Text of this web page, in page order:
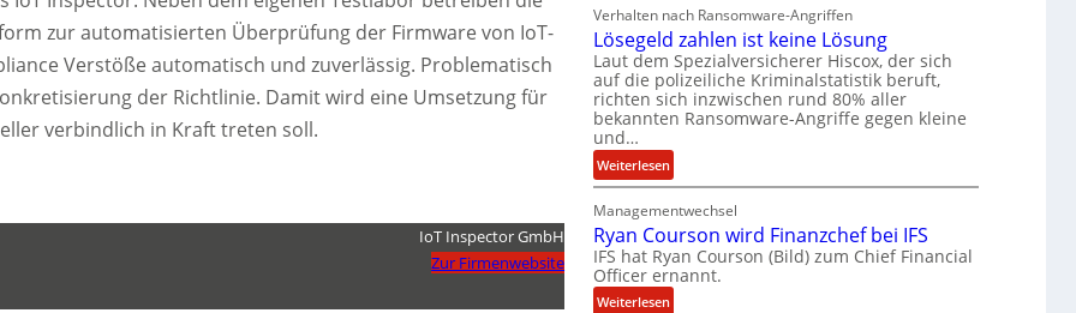
zur automatisierten Überprüfung der Firmware von IoT-
Verstöße automatisch und zuverlässig. Problematisch
der Richtlinie. Damit wird eine Umsetzung für
verbindlich in Kraft treten soll.
IoT Inspector GmbH
Zur Firmenwebsite
e
i
t
e
n
u
s
a
m
m
e
n
Verhalten nach Ransomware-Angriffen
Lösegeld zahlen ist keine Lösung
Laut dem Spezialversicherer Hiscox, der sich
auf die polizeiliche Kriminalstatistik beruft,
richten sich inzwischen rund 80% aller
bekannten Ransomware-Angriffe gegen kleine
und…
Weiterlesen:
L
ö
s
e
g
e
Managementwechsel
Ryan Courson wird Finanzchef bei IFS
IFS hat Ryan Courson (Bild) zum Chief Financial
Officer ernannt.
Weiterlesen: